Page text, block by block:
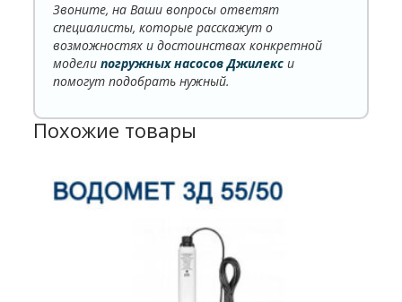
Звоните, на Ваши вопросы ответят
специалисты, которые расскажут о
возможностях и достоинствах конкретной
моделипогружных насосов Джилекс и
помогут подобрать нужный.
Похожие товары